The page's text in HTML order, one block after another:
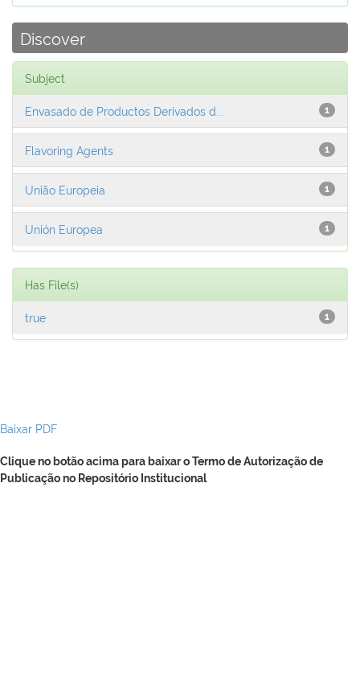
Discover
Subject
1
Envasado de Productos Derivados d...
1
Flavoring Agents
1
União Europeia
1
Unión Europea
Has File(s)
1
true
Baixar PDF
Clique no botão acima para baixar o Termo de Autorização de
Publicação no Repositório Institucional